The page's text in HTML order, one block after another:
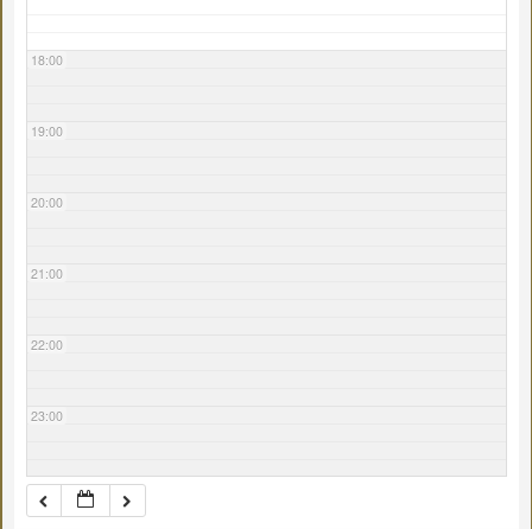
18:00
19:00
20:00
21:00
22:00
23:00